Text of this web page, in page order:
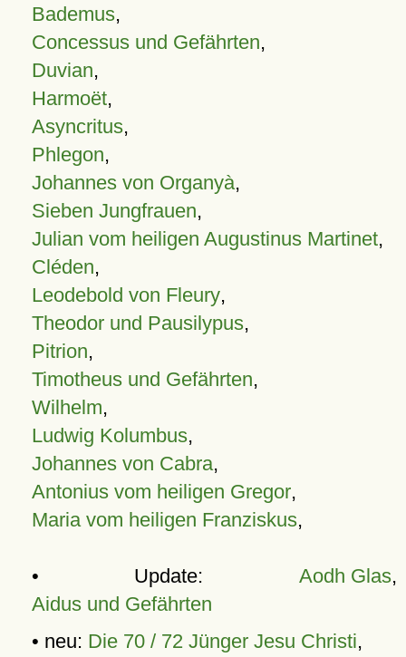
Bademus,
Concessus und Gefährten,
Duvian,
Harmoët,
Asyncritus,
Phlegon,
Johannes von Organyà,
Sieben Jungfrauen,
Julian vom heiligen Augustinus Martinet,
Cléden,
Leodebold von Fleury,
Theodor und Pausilypus,
Pitrion,
Timotheus und Gefährten,
Wilhelm,
Ludwig Kolumbus,
Johannes von Cabra,
Antonius vom heiligen Gregor,
Maria vom heiligen Franziskus,
• Update: Aodh Glas,
Aidus und Gefährten
• neu: Die 70 / 72 Jünger Jesu Christi,